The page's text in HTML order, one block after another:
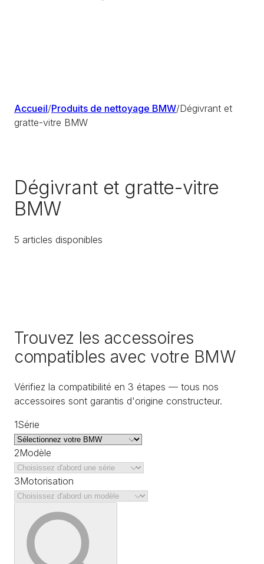
Accueil/Produits de nettoyage BMW/Dégivrant et
gratte-vitre BMW
Dégivrant et gratte-vitre
BMW
5 articles disponibles
Trouvez les accessoires
compatibles avec votre BMW
Vérifiez la compatibilité en 3 étapes — tous nos
accessoires sont garantis d'origine constructeur.
1Série
2Modèle
3Motorisation